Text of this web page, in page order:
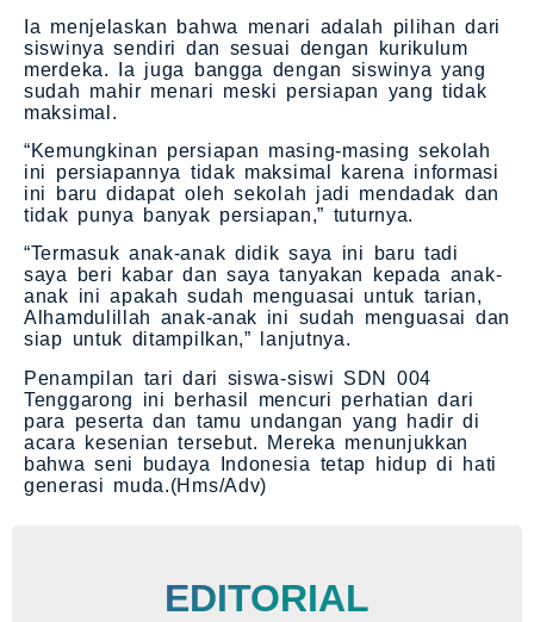
Ia menjelaskan bahwa menari adalah pilihan dari
siswinya sendiri dan sesuai dengan kurikulum
merdeka. Ia juga bangga dengan siswinya yang
sudah mahir menari meski persiapan yang tidak
maksimal.
“Kemungkinan persiapan masing-masing sekolah
ini persiapannya tidak maksimal karena informasi
ini baru didapat oleh sekolah jadi mendadak dan
tidak punya banyak persiapan,” tuturnya.
“Termasuk anak-anak didik saya ini baru tadi
saya beri kabar dan saya tanyakan kepada anak-
anak ini apakah sudah menguasai untuk tarian,
Alhamdulillah anak-anak ini sudah menguasai dan
siap untuk ditampilkan,” lanjutnya.
Penampilan tari dari siswa-siswi SDN 004
Tenggarong ini berhasil mencuri perhatian dari
para peserta dan tamu undangan yang hadir di
acara kesenian tersebut. Mereka menunjukkan
bahwa seni budaya Indonesia tetap hidup di hati
generasi muda.(Hms/Adv)
EDITORIAL